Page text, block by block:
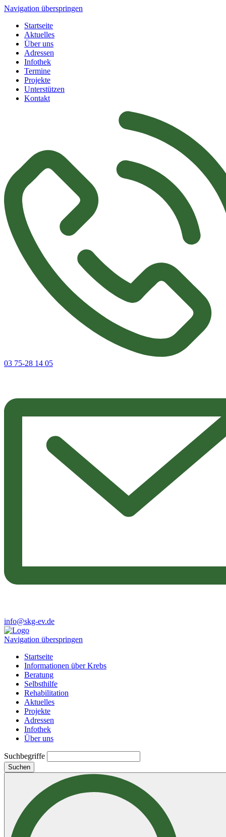
Navigation überspringen
Startseite
Aktuelles
Über uns
Adressen
Infothek
Termine
Projekte
Unterstützen
Kontakt
03 75-28 14 05
info@skg-ev.de
Navigation überspringen
Startseite
Informationen über Krebs
Beratung
Selbsthilfe
Rehabilitation
Aktuelles
Projekte
Adressen
Infothek
Über uns
Suchbegriffe
Suchen